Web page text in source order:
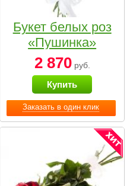
Заказать в один клик
Букет белых роз
«Пушинка»
2 870руб.
Купить